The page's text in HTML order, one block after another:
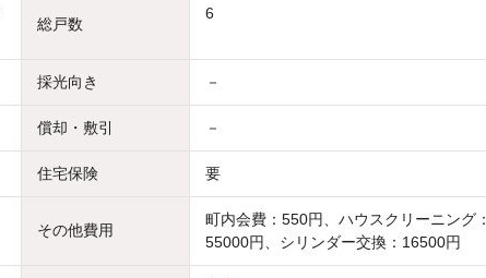
総戸数
6
採光向き －
償却・敷引 －
住宅保険 要
その他費用
町内会費：550円、ハウスクリーニング：
55000円、シリンダー交換：16500円